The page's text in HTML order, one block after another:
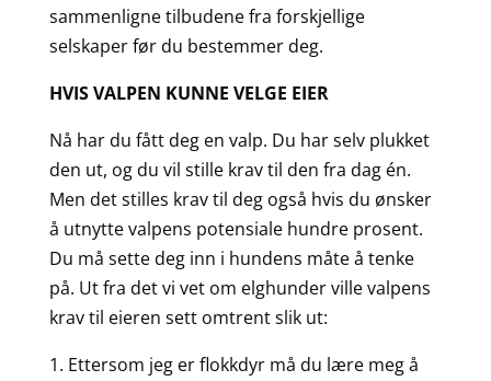
sammenligne tilbudene fra forskjellige
selskaper før du bestemmer deg.
HVIS VALPEN KUNNE VELGE EIER
Nå har du fått deg en valp. Du har selv plukket
den ut, og du vil stille krav til den fra dag én.
Men det stilles krav til deg også hvis du ønsker
å utnytte valpens potensiale hundre prosent.
Du må sette deg inn i hundens måte å tenke
på. Ut fra det vi vet om elghunder ville valpens
krav til eieren sett omtrent slik ut:
1. Ettersom jeg er flokkdyr må du lære meg å